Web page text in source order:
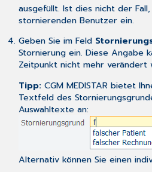
ausgefüllt. Ist dies nicht der
stornierenden Benutzer ein.
Geben Sie im Feld
Stornierung ein. Diese Angabe
Zeitpunkt nicht mehr verändert
Tipp: CGM MEDISTAR bietet
Textfeld des
Auswahltexte an:
Alternativ können Sie einen